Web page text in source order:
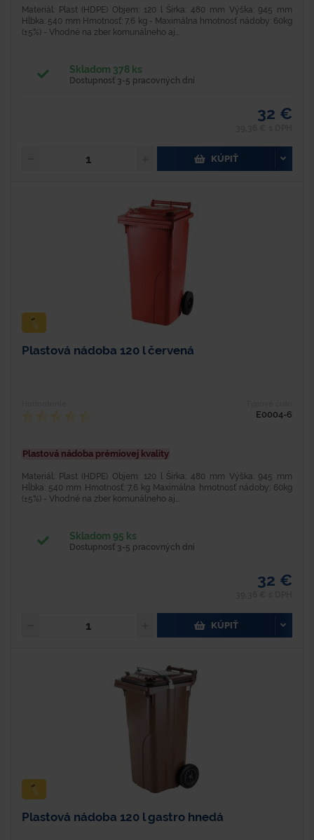
Materiál: Plast (HDPE) Objem: 120 l Šírka: 480 mm Výška: 945 mm
Hĺbka: 540 mm Hmotnosť: 7,6 kg - Maximálna hmotnosť nádoby: 60kg
(±5%) - Vhodné na zber komunálneho aj...
Skladom 378 ks
Dostupnosť 3-5 pracovných dní
32 €
KÚPIŤ
Plastová nádoba 120 l červená
E0004-6
Plastová nádoba prémiovej kvality
Materiál: Plast (HDPE) Objem: 120 l Šírka: 480 mm Výška: 945 mm
Hĺbka: 540 mm Hmotnosť: 7,6 kg Maximálna hmotnosť nádoby: 60kg
(±5%) - Vhodné na zber komunálneho aj...
Skladom 95 ks
Dostupnosť 3-5 pracovných dní
32 €
KÚPIŤ
Plastová nádoba 120 l gastro hnedá